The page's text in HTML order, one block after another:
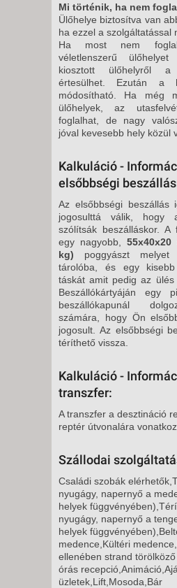
Mi történik, ha nem
Ülőhelye biztosítva van
ha ezzel a szolgáltatással
Ha most nem
véletlenszerű
kiosztott ülőhelyről a
értesülhet. Ezután a
módosítható. Ha még
ülőhelyek, az
foglalhat, de nagy
jóval kevesebb hely közül
Kalkuláció -
elsőbbségi
Az elsőbbségi beszállás
jogosulttá válik, hogy
szólítsák beszálláskor. A
egy nagyobb,
kg) poggyászt
tárolóba, és egy
táskát amit pedig az ülés
Beszállókártyáján egy
beszállókapunál
számára, hogy Ön
jogosult. Az elsőbbségi
téríthető vissza.
Kalkuláció -
transzfer:
A transzfer a desztináció
reptér útvonalára
Szállodai
Családi szobák
nyugágy, napernyő a
helyek
nyugágy, napernyő a
helyek
medence,Kültéri
ellenében strand
órás
üzletek,Lift,Mosoda,Bár